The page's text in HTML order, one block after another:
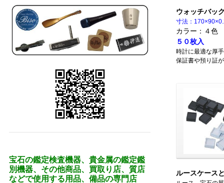
ウォッチバッ
寸法：
カラー：４色
５０枚入
時計に最適な厚
保証書や預り証
ルースケース
宝石の鑑定検査機器、貴金属の鑑定鑑
別機器、その他商品、買取り店、質店
などで使用する用品、備品の専門店